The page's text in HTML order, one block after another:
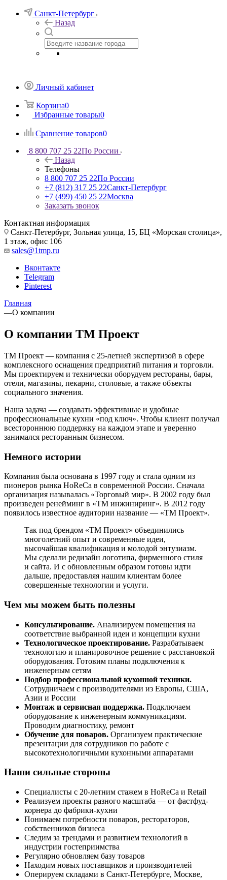
Санкт-Петербург
Назад
Личный кабинет
Корзина0
Избранные товары0
Сравнение товаров0
8 800 707 25 22По России
Назад
Телефоны
8 800 707 25 22По России
+7 (812) 317 25 22Санкт-Петербург
+7 (499) 450 25 22Москва
Заказать звонок
Контактная информация
Санкт-Петербург, Зольная улица, 15, БЦ «Морская столица»,
1 этаж, офис 106
sales@1tmp.ru
Вконтакте
Telegram
Pinterest
Главная
—О компании
О компании ТМ Проект
ТМ Проект — компания с 25-летней экспертизой в сфере
комплексного оснащения предприятий питания и торговли.
Мы проектируем и технически оборудуем рестораны, бары,
отели, магазины, пекарни, столовые, а также объекты
социального значения.
Наша задача — создавать эффективные и удобные
профессиональные кухни «под ключ». Чтобы клиент получал
всестороннюю поддержку на каждом этапе и уверенно
занимался ресторанным бизнесом.
Немного истории
Компания была основана в 1997 году и стала одним из
пионеров рынка HoReCa в современной России. Сначала
организация называлась «Торговый мир». В 2002 году был
произведен ренейминг в «ТМ инжиниринг». В 2012 году
появилось известное аудитории название — «ТМ Проект».
Так под брендом «ТМ Проект» объединились
многолетний опыт и современные идеи,
высочайшая квалификация и молодой энтузиазм.
Мы сделали редизайн логотипа, фирменного стиля
и сайта. И с обновленным образом готовы идти
дальше, предоставляя нашим клиентам более
совершенные технологии и услуги.
Чем мы можем быть полезны
Консультирование. Анализируем помещения на
соответствие выбранной идеи и концепции кухни
Технологическое проектирование. Разрабатываем
технологию и планировочное решение с расстановкой
оборудования. Готовим планы подключения к
инженерным сетям
Подбор профессиональной кухонной техники.
Сотрудничаем с производителями из Европы, США,
Азии и России
Монтаж и сервисная поддержка. Подключаем
оборудование к инженерным коммуникациям.
Проводим диагностику, ремонт
Обучение для поваров. Организуем практические
презентации для сотрудников по работе с
высокотехнологичными кухонными аппаратами
Наши сильные стороны
Специалисты с 20-летним стажем в HoReCa и Retail
Реализуем проекты разного масштаба — от фастфуд-
корнера до фабрики-кухни
Понимаем потребности поваров, рестораторов,
собственников бизнеса
Следим за трендами и развитием технологий в
индустрии гостеприимства
Регулярно обновляем базу товаров
Находим новых поставщиков и производителей
Оперируем складами в Санкт-Петербурге, Москве,